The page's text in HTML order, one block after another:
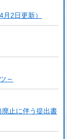
2日更新）
～
止に伴う提出書